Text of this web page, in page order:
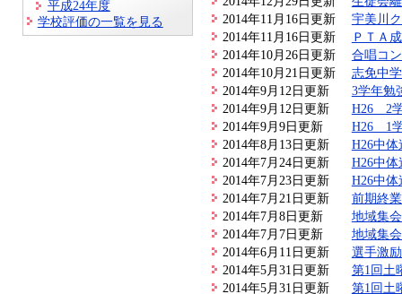
平成24年度
学校評価の一覧を見る
2014年11月16日更新
宇美川
2014年11月16日更新
ＰＴＡ
2014年10月26日更新
合唱コ
2014年10月21日更新
志免中
2014年9月12日更新
3学年勉
2014年9月12日更新
H26 2
2014年9月9日更新
H26 1
2014年8月13日更新
H26中
2014年7月24日更新
H26中
2014年7月23日更新
H26中
2014年7月21日更新
前期終
2014年7月8日更新
地域集
2014年7月7日更新
地域集
2014年6月11日更新
選手激
2014年5月31日更新
第1回土
2014年5月31日更新
第1回土